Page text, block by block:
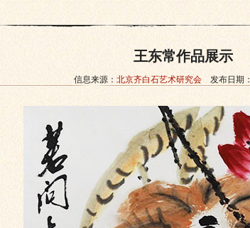
王东常作品展示
信息来源： 北京齐白石艺术研究会 发布日期：